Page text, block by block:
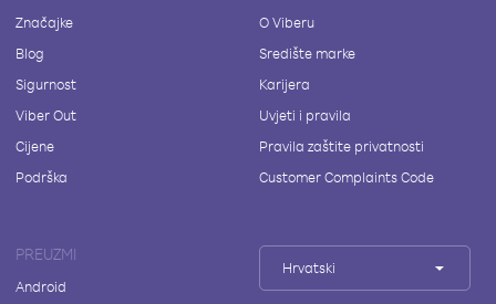
Značajke
Blog
Sigurnost
Viber Out
Cijene
Podrška
O Viberu
Središte marke
Karijera
Uvjeti i pravila
Pravila zaštite privatnosti
Customer Complaints Code
PREUZMI
Android
Hrvatski